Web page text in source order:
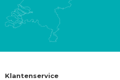
Klantenservice